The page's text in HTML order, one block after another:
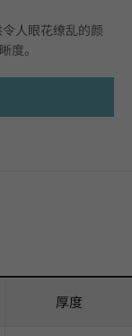
人眼花缭乱的颜
度。
厚度